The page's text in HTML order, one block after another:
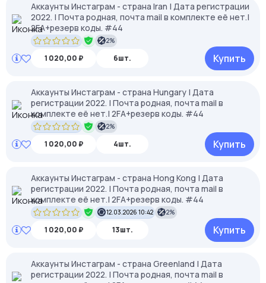
Аккаунты Инстаграм - страна Iran | Дата регистрации
2022. | Почта родная, почта mail в комплекте её нет.|
2FA+резерв коды. #44
2%
1 020,00 ₽ 6шт. Купить
Аккаунты Инстаграм - страна Hungary | Дата
регистрации 2022. | Почта родная, почта mail в
комплекте её нет.| 2FA+резерв коды. #44
2%
1 020,00 ₽ 4шт. Купить
Аккаунты Инстаграм - страна Hong Kong | Дата
регистрации 2022. | Почта родная, почта mail в
комплекте её нет.| 2FA+резерв коды. #44
12.03.2026 10:42 2%
1 020,00 ₽ 13шт. Купить
Аккаунты Инстаграм - страна Greenland | Дата
регистрации 2022. | Почта родная, почта mail в